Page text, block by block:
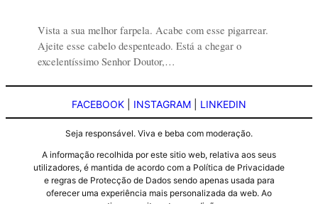
Vista a sua melhor farpela. Acabe com esse pigarrear.
Ajeite esse cabelo despenteado. Está a chegar o
excelentíssimo Senhor Doutor,…
FACEBOOK INSTAGRAM LINKEDIN
Seja responsável. Viva e beba com moderação.
A informação recolhida por este sitio web, relativa aos seus
utilizadores, é mantida de acordo com a Política de Privacidade
e regras de Protecção de Dados sendo apenas usada para
oferecer uma experiência mais personalizada da web. Ao